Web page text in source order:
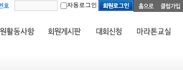
자동로그인